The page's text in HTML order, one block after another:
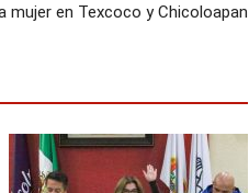
mujer en Texcoco y Chicoloapan